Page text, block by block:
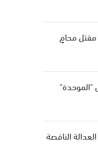
محامٍ
العدالة الناقصة